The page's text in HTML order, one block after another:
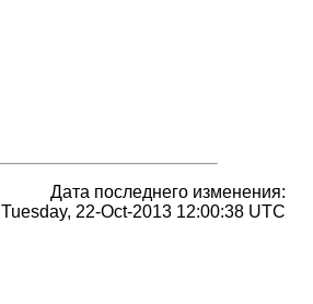
Дата последнего изменения:
Tuesday, 22-Oct-2013 12:00:38 UTC